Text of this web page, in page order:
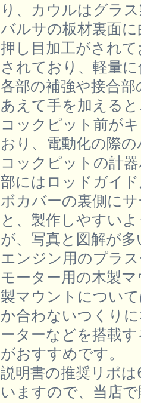
り、カウルはグラ
バルサの板材裏面
押し目加工がされ
されており、軽量
各部の補強や接合
あえて手を加える
コックピット前が
おり、電動化の際
コックピットの計
部にはロッドガイ
ボカバーの裏側に
と、製作しやすい
が、写真と図解が
エンジン用のプラ
モーター用の木製
製マウントについ
か合わないつくり
ーターなどを搭載
がおすすめです。
説明書の推奨リポ
いますので、当店